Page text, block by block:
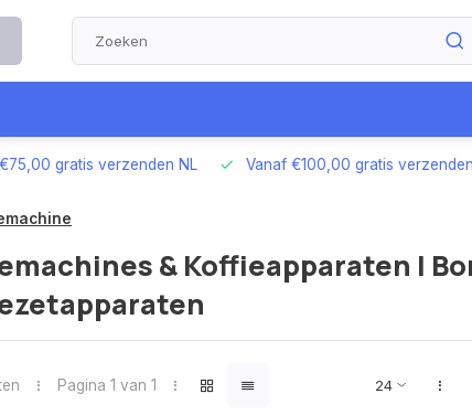
gratis verzenden NL Vanaf €100,00 gratis
& Koffieapparaten |
Pagina 1 van 1